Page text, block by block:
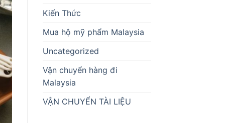
Kiến Thức
Mua hộ mỹ phẩm Malaysia
Uncategorized
Vận chuyển hàng đi
Malaysia
VẬN CHUYỂN TÀI LIỆU